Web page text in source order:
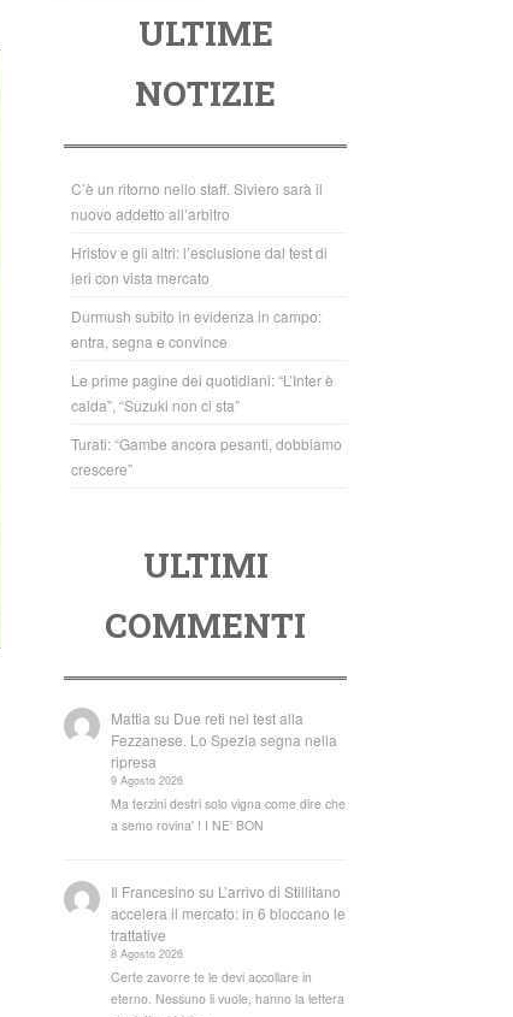
o
o
k
tt
er
at
s
A
p
p
ULTIME
NOTIZIE
C’è un ritorno nello staff. Siviero sarà il
nuovo addetto all’arbitro
Hristov e gli altri: l’esclusione dal test di
ieri con vista mercato
Durmush subito in evidenza in campo:
entra, segna e convince
Le prime pagine dei quotidiani: “L’Inter è
calda”, “Suzuki non ci sta”
Turati: “Gambe ancora pesanti, dobbiamo
crescere”
ULTIMI
COMMENTI
Mattia su Due reti nel test alla
Fezzanese. Lo Spezia segna nella
ripresa
9 Agosto 2026
Ma terzini destri solo vigna come dire che
a semo rovina' ! I NE' BON
Il Francesino su L’arrivo di Stillitano
accelera il mercato: in 6 bloccano le
trattative
8 Agosto 2026
Certe zavorre te le devi accollare in
eterno. Nessuno li vuole, hanno la lettera